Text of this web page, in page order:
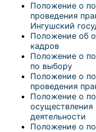
Положение о
проведения
Ингушский
Положение об
кадров
Положение о
по выбору
Положение о
проведения
Положение о
осуществления
деятельности
Положение о